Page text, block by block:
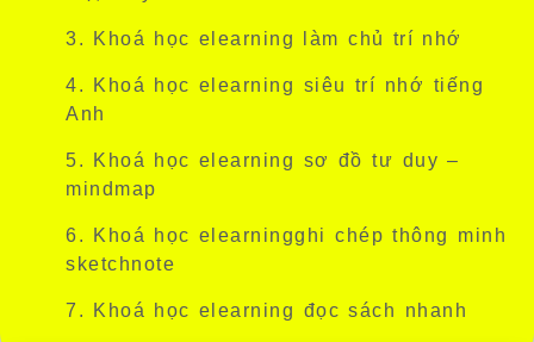
3. Khoá học elearning làm chủ trí nhớ
4. Khoá học elearning siêu trí nhớ tiếng
Anh
5. Khoá học elearning sơ đồ tư duy –
mindmap
6. Khoá học elearningghi chép thông minh
sketchnote
7. Khoá học elearning đọc sách nhanh